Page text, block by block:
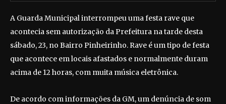
A Guarda Municipal interrompeu uma festa rave que
acontecia sem autorização da Prefeitura na tarde desta
sábado, 23, no Bairro Pinheirinho. Rave é um tipo de festa
que acontece em locais afastados e normalmente duram
acima de 12 horas, com muita música eletrônica.
De acordo com informações da GM, um denúncia de som